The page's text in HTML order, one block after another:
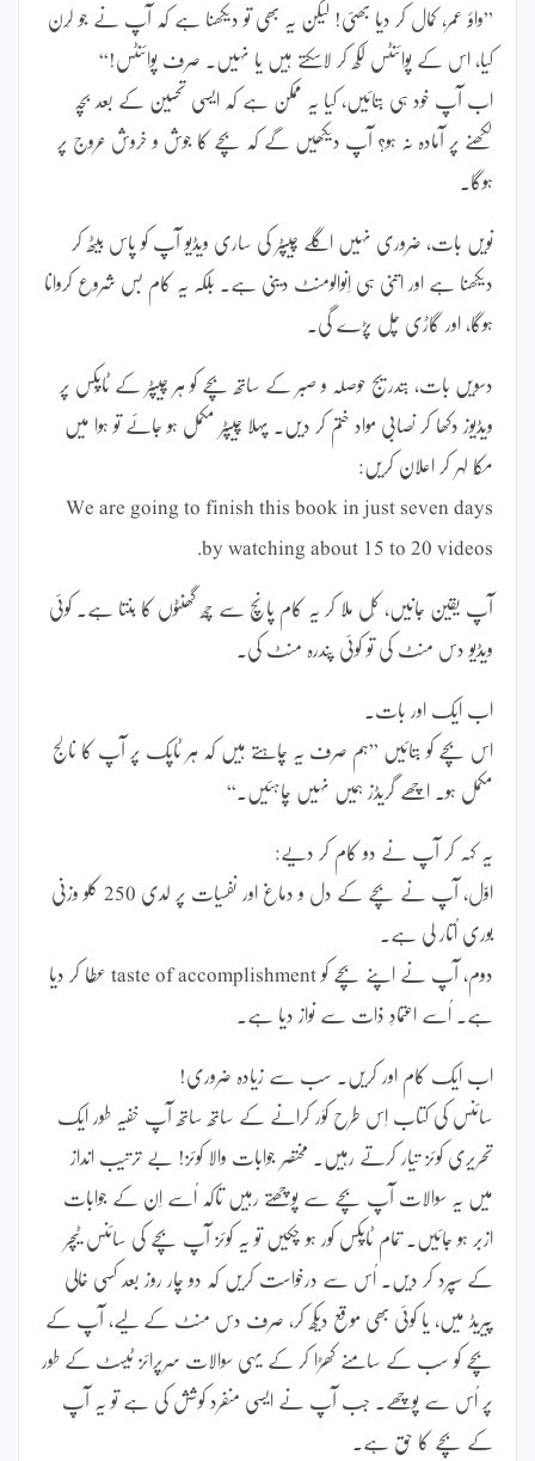
”واؤ عمر، کمال کر دیا بھئی! لیکن یہ بھی تو دیکھنا ہے کہ آپ نے جو لَرن
کیا، اس کے پوائنٹس لکھ کر لاسکتے ہیں یا نہیں۔ صرف پوائنٹس!“
اب آپ خود ہی بتائیں، کیا یہ ممکن ہے کہ ایسی تحسین کے بعد بچہ
لکھنے پر آمادہ نہ ہو؟ آپ دیکھیں گے کہ بچے کا جوش و خروش عروج پر
ہوگا۔
نویں بات، ضروری نہیں اگلے چیپٹر کی ساری ویڈیو آپ کو پاس بیٹھ کر
دیکھنا ہے اور اتنی ہی اِنوالومنٹ دینی ہے۔ بلکہ یہ کام بس شروع کروانا
ہوگا، اور گاڑی چل پڑے گی۔
دسویں بات، بتدریج حوصلہ و صبر کے ساتھ بچے کو ہر چیپٹر کے ٹاپِکس پر
ویڈیوز دکھا کر نصابی مواد ختم کر دیں۔ پہلا چیپٹر مکمل ہو جائے تو ہوا میں
مُکّا لہر کر اعلان کریں:
We are going to finish this book in just seven days
by watching about 15 to 20 videos.
آپ یقین جانیں، کُل ملا کر یہ کام پانچ سے چھ گھنٹوں کا بنتا ہے۔ کوئی
ویڈیو دس منٹ کی تو کوئی پندرہ منٹ کی۔
اب ایک اور بات۔
اس بچے کو بتائیں ”ہم صرف یہ چاہتے ہیں کہ ہر ٹاپک پر آپ کا نالج
مکمل ہو۔ اچھے گریڈز ہمیں نہیں چاہئیں۔“
یہ کہہ کر آپ نے دو کام کر دیے:
اوّل، آپ نے بچے کے دل و دماغ اور نفسیات پر لدی 250 کلو وزنی
بوری اُتار لی ہے۔
دوم، آپ نے اپنے بچے کو taste of accomplishment عطا کر دیا
ہے۔ اُسے اعتمادِ ذات سے نواز دیا ہے۔
اب ایک کام اور کریں۔ سب سے زیادہ ضروری!
سائنس کی کتاب اِس طرح کوَر کرانے کے ساتھ ساتھ آپ خفیہ طور ایک
تحریری کوئز تیار کرتے رہیں۔ مختصر جوابات والا کوئز! بے ترتیب انداز
میں یہ سوالات آپ بچے سے پوچھتے رہیں تاکہ اُسے اِن کے جوابات
ازبر ہو جائیں۔ تمام ٹاپِکس کور ہو چکیں تو یہ کوئز آپ بچے کی سائنس ٹیچر
کے سپرد کر دیں۔ اُس سے درخواست کریں کہ دو چار روز بعد کسی خالی
پیریڈ میں، یا کوئی بھی موقع دیکھ کر، صرف دس منٹ کے لیے، آپ کے
بچے کو سب کے سامنے کھڑا کر کے یہی سوالات سرپرائز ٹیسٹ کے طور
پر اُس سے پوچھے۔ جب آپ نے ایسی منفرد کوشش کی ہے تو یہ آپ
کے بچے کا حق ہے۔